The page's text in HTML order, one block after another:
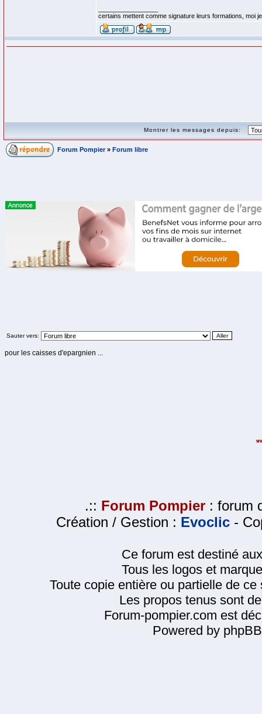
certains mettent comme signature leurs formations, moi
Montrer les messages depuis:
Forum Pompier » Forum libre
Sauter vers:
pour les caisses d'epargnien ...
.:: Forum Pompier : forum
Création / Gestion : Evoclic -
Ce forum est destiné
Tous les logos et
Toute copie entière ou partielle de
Les propos tenus sont
Forum-pompier.com est
Powered by